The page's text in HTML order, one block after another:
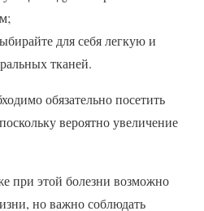
для себя легкую и
тканей.
обязательно посетить
вероятно увеличение
при этой болезни возможно
но важно соблюдать